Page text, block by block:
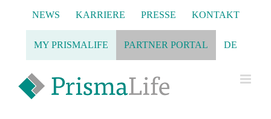
springen
NEWS KARRIERE PRESSE KONTAKT
MY PRISMALIFE PARTNER PORTAL DE